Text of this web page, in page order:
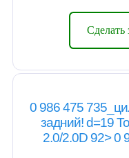
Сделать
0 986 475
задний! d=19
2.0/2.0D 92> 0